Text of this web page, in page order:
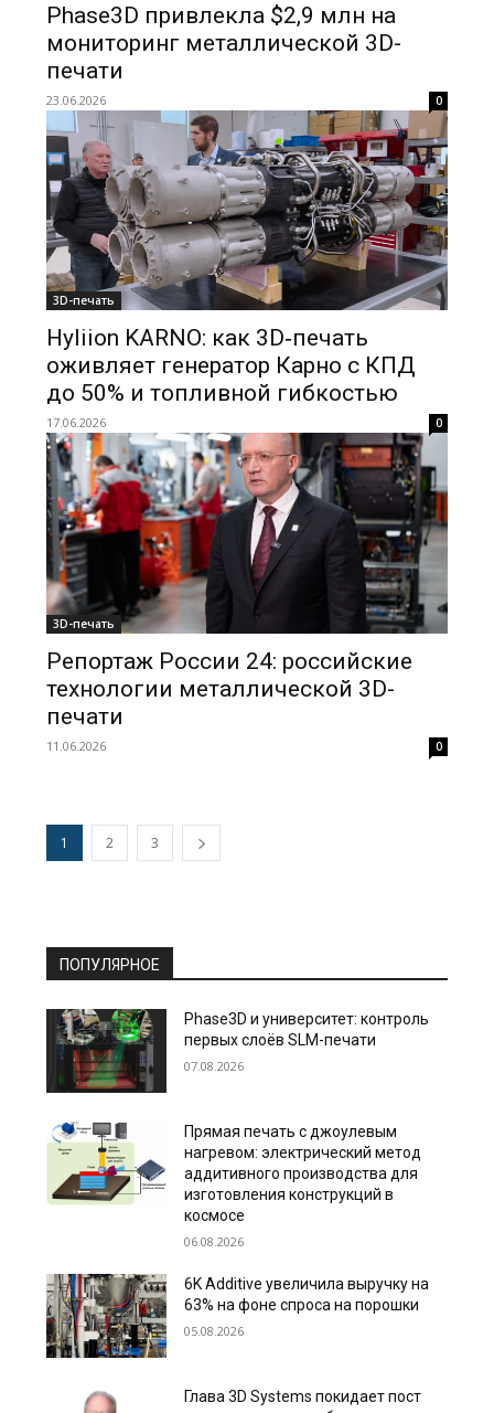
Phase3D привлекла $2,9 млн на
мониторинг металлической 3D-
печати
23.06.2026 0
3D-печать
Hyliion KARNO: как 3D‑печать
оживляет генератор Карно с КПД
до 50% и топливной гибкостью
17.06.2026 0
3D-печать
Репортаж России 24: российские
технологии металлической 3D-
печати
11.06.2026 0
1 2 3
ПОПУЛЯРНОЕ
Phase3D и университет: контроль
первых слоёв SLM-печати
07.08.2026
Прямая печать с джоулевым
нагревом: электрический метод
аддитивного производства для
изготовления конструкций в
космосе
06.08.2026
6K Additive увеличила выручку на
63% на фоне спроса на порошки
05.08.2026
Глава 3D Systems покидает пост